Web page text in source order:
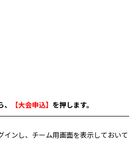
【大会申込】 を押します。
インし、チーム用画面を表示しておいて